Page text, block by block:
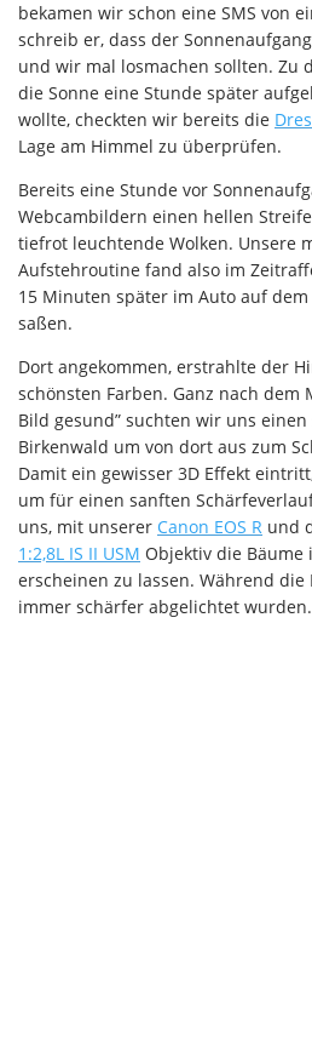
bekamen wir schon eine SMS von
schreib er, dass der
und wir mal losmachen sollten. Zu
die Sonne eine Stunde später
wollte, checkten wir bereits die
Lage am Himmel zu überprüfen.
Bereits eine Stunde vor
Webcambildern einen hellen
tiefrot leuchtende Wolken. Unsere
Aufstehroutine fand also im
15 Minuten später im Auto auf
saßen.
Dort angekommen, erstrahlte der
schönsten Farben. Ganz nach dem
Bild gesund” suchten wir uns
Birkenwald um von dort aus zum
Damit ein gewisser 3D Effekt
um für einen sanften
uns, mit unserer Canon EOS R und
1:2,8L IS II USM Objektiv die
erscheinen zu lassen. Während
immer schärfer abgelichtet wurden.